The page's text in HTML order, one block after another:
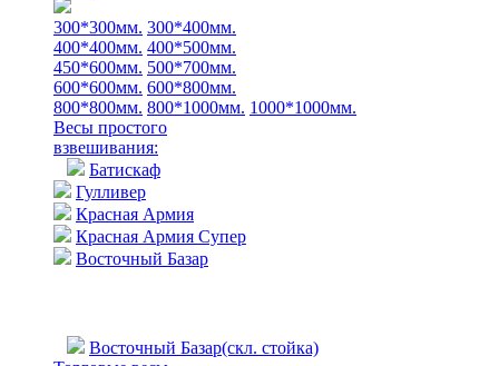
300*300мм. 300*400мм.
400*400мм. 400*500мм.
450*600мм. 500*700мм.
600*600мм. 600*800мм.
800*800мм. 800*1000мм. 1000*1000мм.
Весы простого
взвешивания:
Батискаф
Гулливер
Красная Армия
Красная Армия Супер
Восточный Базар
Восточный Базар(скл. стойка)